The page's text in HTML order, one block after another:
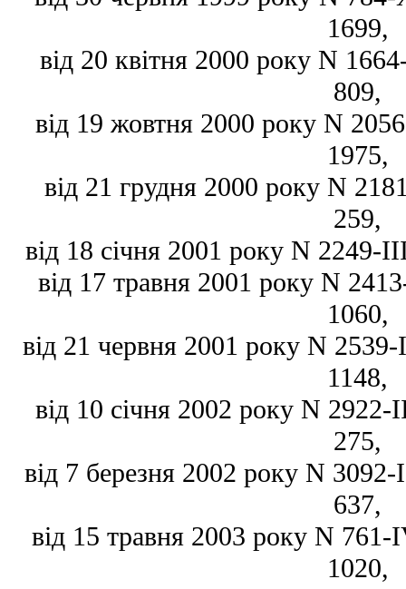
1699,
від 20 квітня 2000 року N
809,
від 19 жовтня 2000 року N
1975,
від 21 грудня 2000 року N
259,
від 18 січня 2001 року N
від 17 травня 2001 року N
1060,
від 21 червня 2001 року N
1148,
від 10 січня 2002 року N
275,
від 7 березня 2002 року N
637,
від 15 травня 2003 року N
1020,